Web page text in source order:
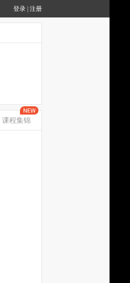
登录 注册
课程集锦